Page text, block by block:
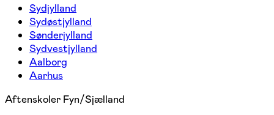
Sydjylland
Sydøstjylland
Sønderjylland
Sydvestjylland
Aalborg
Aarhus
Aftenskoler Fyn/Sjælland